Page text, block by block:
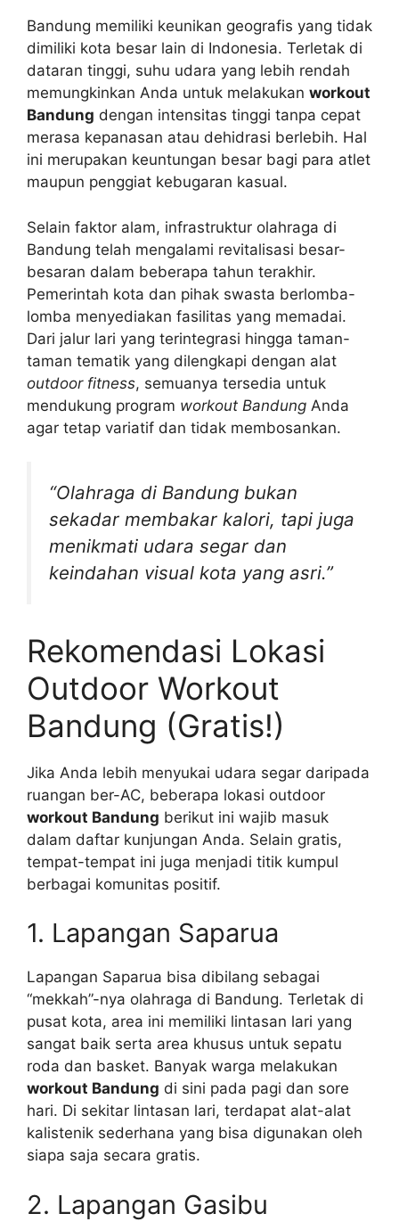
Bandung memiliki keunikan geografis yang tidak
dimiliki kota besar lain di Indonesia. Terletak di
dataran tinggi, suhu udara yang lebih rendah
memungkinkan Anda untuk melakukan workout
Bandung dengan intensitas tinggi tanpa cepat
merasa kepanasan atau dehidrasi berlebih. Hal
ini merupakan keuntungan besar bagi para atlet
maupun penggiat kebugaran kasual.
Selain faktor alam, infrastruktur olahraga di
Bandung telah mengalami revitalisasi besar-
besaran dalam beberapa tahun terakhir.
Pemerintah kota dan pihak swasta berlomba-
lomba menyediakan fasilitas yang memadai.
Dari jalur lari yang terintegrasi hingga taman-
taman tematik yang dilengkapi dengan alat
outdoor fitness, semuanya tersedia untuk
mendukung program workout Bandung Anda
agar tetap variatif dan tidak membosankan.
“Olahraga di Bandung bukan
sekadar membakar kalori, tapi juga
menikmati udara segar dan
keindahan visual kota yang asri.”
Rekomendasi Lokasi
Outdoor Workout
Bandung (Gratis!)
Jika Anda lebih menyukai udara segar daripada
ruangan ber-AC, beberapa lokasi outdoor
workout Bandung berikut ini wajib masuk
dalam daftar kunjungan Anda. Selain gratis,
tempat-tempat ini juga menjadi titik kumpul
berbagai komunitas positif.
1. Lapangan Saparua
Lapangan Saparua bisa dibilang sebagai
“mekkah”-nya olahraga di Bandung. Terletak di
pusat kota, area ini memiliki lintasan lari yang
sangat baik serta area khusus untuk sepatu
roda dan basket. Banyak warga melakukan
workout Bandung di sini pada pagi dan sore
hari. Di sekitar lintasan lari, terdapat alat-alat
kalistenik sederhana yang bisa digunakan oleh
siapa saja secara gratis.
2. Lapangan Gasibu